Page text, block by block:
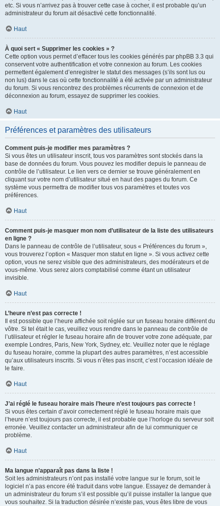
etc. Si vous n’arrivez pas à trouver cette case à cocher, il est probable qu’un
administrateur du forum ait désactivé cette fonctionnalité.
Haut
À quoi sert « Supprimer les cookies » ?
Cette option vous permet d’effacer tous les cookies générés par phpBB 3.3 qui
conservent votre authentification et votre connexion au forum. Les cookies
permettent également d’enregistrer le statut des messages (s’ils sont lus ou
non lus) dans le cas où cette fonctionnalité a été activée par un administrateur
du forum. Si vous rencontrez des problèmes récurrents de connexion et de
déconnexion au forum, essayez de supprimer les cookies.
Haut
Préférences et paramètres des utilisateurs
Comment puis-je modifier mes paramètres ?
Si vous êtes un utilisateur inscrit, tous vos paramètres sont stockés dans la
base de données du forum. Vous pouvez les modifier depuis le panneau de
contrôle de l’utilisateur. Le lien vers ce dernier se trouve généralement en
cliquant sur votre nom d’utilisateur situé en haut des pages du forum. Ce
système vous permettra de modifier tous vos paramètres et toutes vos
préférences.
Haut
Comment puis-je masquer mon nom d’utilisateur de la liste des utilisateurs
en ligne ?
Dans le panneau de contrôle de l’utilisateur, sous « Préférences du forum »,
vous trouverez l’option « Masquer mon statut en ligne ». Si vous activez cette
option, vous ne serez visible que des administrateurs, des modérateurs et de
vous-même. Vous serez alors comptabilisé comme étant un utilisateur
invisible.
Haut
L’heure n’est pas correcte !
Il est possible que l’heure affichée soit réglée sur un fuseau horaire différent du
vôtre. Si tel était le cas, veuillez vous rendre dans le panneau de contrôle de
l’utilisateur et régler le fuseau horaire afin de trouver votre zone adéquate, par
exemple Londres, Paris, New York, Sydney, etc. Veuillez noter que le réglage
du fuseau horaire, comme la plupart des autres paramètres, n’est accessible
qu’aux utilisateurs inscrits. Si vous n’êtes pas inscrit, c’est l’occasion idéale de
le faire.
Haut
J’ai réglé le fuseau horaire mais l’heure n’est toujours pas correcte !
Si vous êtes certain d’avoir correctement réglé le fuseau horaire mais que
l’heure n’est toujours pas correcte, il est probable que l’horloge du serveur soit
erronée. Veuillez contacter un administrateur afin de lui communiquer ce
problème.
Haut
Ma langue n’apparaît pas dans la liste !
Soit les administrateurs n’ont pas installé votre langue sur le forum, soit le
logiciel n’a pas encore été traduit dans votre langue. Essayez de demander à
un administrateur du forum s’il est possible qu’il puisse installer la langue que
vous souhaitez. Si la traduction désirée n’existe pas, vous êtes libre de vous